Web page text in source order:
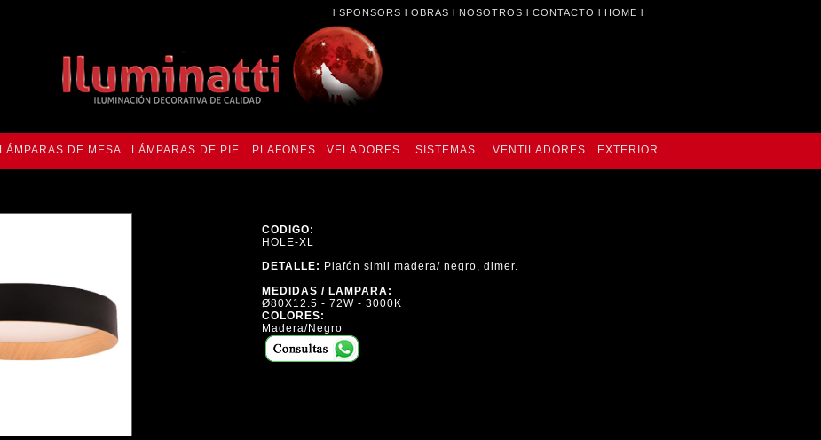
l SPONSORS l OBRAS l NOSOTROS l CONTACTO l HOME l
LÁMPARAS DE MESA LÁMPARAS DE PIE PLAFONES VELADORES SISTEMAS VENTILADORES EXTERIOR
CODIGO:
HOLE-XL
DETALLE: Plafón simil madera/ negro, dimer.
MEDIDAS / LAMPARA:
Ø80X12.5 - 72W - 3000K
COLORES:
Madera/Negro